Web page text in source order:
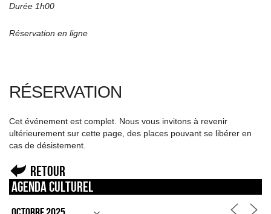
Durée 1h00
Réservation en ligne
RÉSERVATION
Cet événement est complet. Nous vous invitons à revenir
ultérieurement sur cette page, des places pouvant se libérer en
cas de désistement.
Retour
Agenda culturel